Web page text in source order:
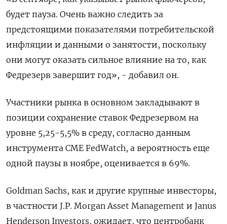
будет пауза. Очень важно следить за
предстоящими показателями потребительской
инфляции и данными о занятости, поскольку
они могут оказать сильное влияние на то, как
Федрезерв завершит год», - добавил он.
Участники рынка в основном закладывают в
позиции сохранение ставок Федрезервом на
уровне 5,25-5,5% в среду, согласно данным
инструмента CME FedWatch, а вероятность еще
одной паузы в ноябре, оценивается в 69%.
Goldman Sachs, как и другие крупные инвесторы,
в частности J.P. Morgan Asset Management и Janus
Henderson Investors, ожидает, что центробанк